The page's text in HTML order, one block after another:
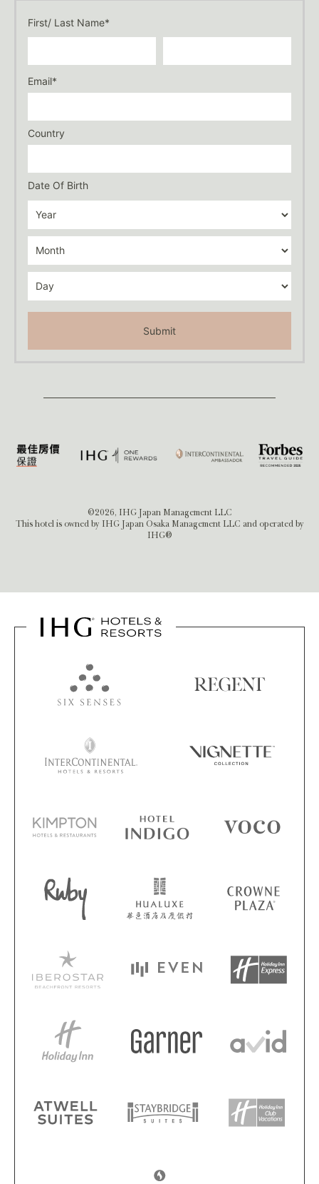
First/ Last Name*
Email*
Country
Date Of Birth
Submit
©2026, IHG Japan Management LLC
This hotel is owned by IHG Japan Osaka Management LLC and operated by
IHG®